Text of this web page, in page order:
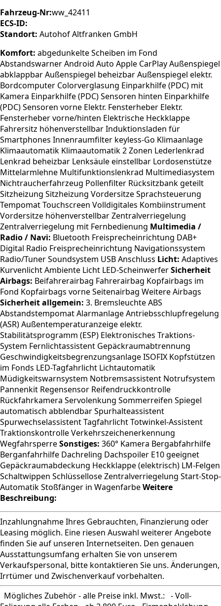
Fahrzeug-Nr:ww_42411
ECS-ID:
Standort: Autohof Altfranken GmbH
Komfort: abgedunkelte Scheiben im Fond
Abstandswarner Android Auto Apple CarPlay Außenspiegel
abklappbar Außenspiegel beheizbar Außenspiegel elektr.
Bordcomputer Colorverglasung Einparkhilfe (PDC) mit
Kamera Einparkhilfe (PDC) Sensoren hinten Einparkhilfe
(PDC) Sensoren vorne Elektr. Fensterheber Elektr.
Fensterheber vorne/hinten Elektrische Heckklappe
Fahrersitz höhenverstellbar Induktionsladen für
Smartphones Innenraumfilter keyless-Go Klimaanlage
Klimaautomatik Klimaautomatik 2 Zonen Lederlenkrad
Lenkrad beheizbar Lenksäule einstellbar Lordosenstütze
Mittelarmlehne Multifunktionslenkrad Multimediasystem
Nichtraucherfahrzeug Pollenfilter Rücksitzbank geteilt
Sitzheizung Sitzheizung Vordersitze Sprachsteuerung
Tempomat Touchscreen Volldigitales Kombiinstrument
Vordersitze höhenverstellbar Zentralverriegelung
Zentralverriegelung mit Fernbedienung Multimedia /
Radio / Navi: Bluetooth Freisprecheinrichtung DAB+
Digital Radio Freisprecheinrichtung Navigationssystem
Radio/Tuner Soundsystem USB Anschluss Licht: Adaptives
Kurvenlicht Ambiente Licht LED-ScheinwerferSicherheit
Airbags: Beifahrerairbag Fahrerairbag Kopfairbags im
Fond Kopfairbags vorne Seitenairbag Weitere Airbags
Sicherheit allgemein: 3. Bremsleuchte ABS
Abstandstempomat Alarmanlage Antriebsschlupfregelung
(ASR) Außentemperaturanzeige elektr.
Stabilitätsprogramm (ESP) Elektronisches Traktions-
System Fernlichtassistent Gepäckraumabtrennung
Geschwindigkeitsbegrenzungsanlage ISOFIX Kopfstützen
im Fonds LED-Tagfahrlicht Lichtautomatik
Müdigkeitswarnsystem Notbremsassistent Notrufsystem
Pannenkit Regensensor Reifendruckkontrolle
Rückfahrkamera Servolenkung Sommerreifen Spiegel
automatisch abblendbar Spurhalteassistent
Spurwechselassistent Tagfahrlicht Totwinkel-Assistent
Traktionskontrolle Verkehrszeichenerkennung
WegfahrsperreSonstiges: 360° Kamera Bergabfahrhilfe
Berganfahrhilfe Dachreling Dachspoiler E10 geeignet
Gepäckraumabdeckung Heckklappe (elektrisch) LM-Felgen
Schaltwippen Schlüssellose Zentralverriegelung Start-Stop-
Automatik Stoßfänger in WagenfarbeWeitere
Beschreibung:
Inzahlungnahme Ihres Gebrauchten, Finanzierung oder
Leasing möglich. Eine riesen Auswahl weiterer Angebote
finden Sie auf unseren Internetseiten. Den genauen
Ausstattungsumfang erhalten Sie von unserem
Verkaufspersonal, bitte kontaktieren Sie uns. Änderungen,
Irrtümer und Zwischenverkauf vorbehalten.
Mögliches Zubehör - alle Preise inkl. Mwst.: - Voll-